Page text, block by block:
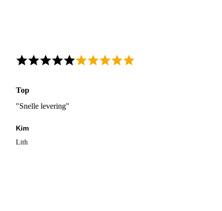
Top
"Snelle levering"
Kim
Lith